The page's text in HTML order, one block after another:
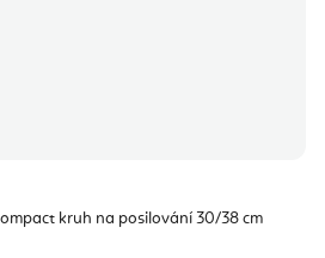
kruh na posilování 30/38 cm